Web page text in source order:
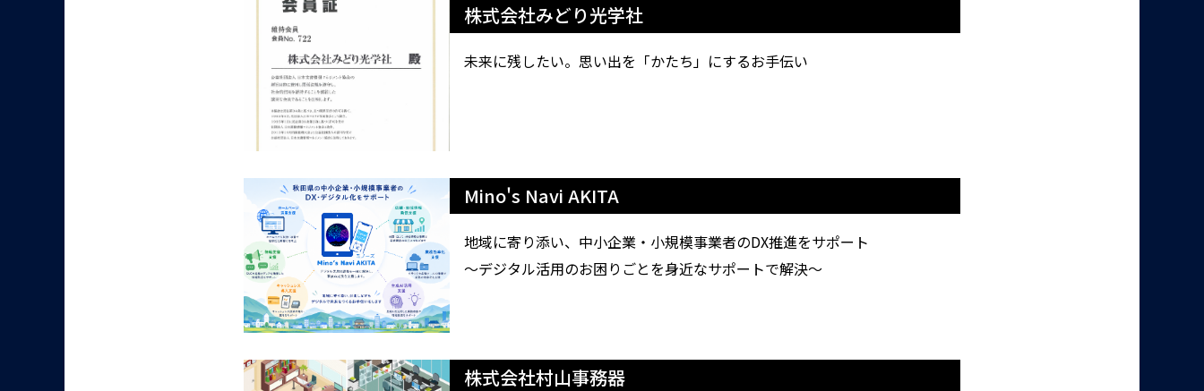
株式会社みどり光学社
未来に残したい。思い出を「かたち」にするお手伝い
Mino's Navi AKITA
地域に寄り添い、中小企業・小規模事業者のDX推進をサポート
～デジタル活用のお困りごとを身近なサポートで解決～
株式会社村山事務器